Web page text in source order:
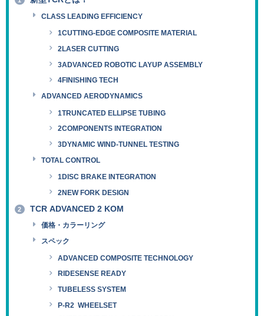
CLASS LEADING EFFICIENCY
1CUTTING-EDGE COMPOSITE MATERIAL
2LASER CUTTING
3ADVANCED ROBOTIC LAYUP ASSEMBLY
4FINISHING TECH
ADVANCED AERODYNAMICS
1TRUNCATED ELLIPSE TUBING
2COMPONENTS INTEGRATION
3DYNAMIC WIND-TUNNEL TESTING
TOTAL CONTROL
1DISC BRAKE INTEGRATION
2NEW FORK DESIGN
2 TCR ADVANCED 2 KOM
価格・カラーリング
スペック
ADVANCED COMPOSITE TECHNOLOGY
RIDESENSE READY
TUBELESS SYSTEM
P-R2 WHEELSET